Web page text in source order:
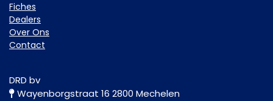
Fiche​s
Dealers
Over Ons
Contact
DRD bv
Wayenborgstraat 16 2800 Mechelen